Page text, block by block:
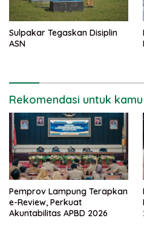
Sulpakar Tegaskan Disiplin
ASN
Rekomendasi untuk kamu
Pemprov Lampung Terapkan
e-Review, Perkuat
Akuntabilitas APBD 2026